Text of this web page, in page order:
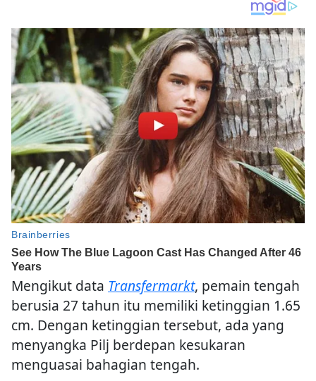
Mengikut data Transfermarkt, pemain tengah
berusia 27 tahun itu memiliki ketinggian 1.65
cm. Dengan ketinggian tersebut, ada yang
menyangka Pilj berdepan kesukaran
menguasai bahagian tengah.